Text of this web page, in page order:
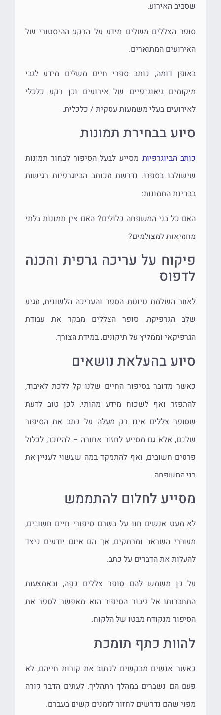
שסביב האירוע.
סופר הצללים משלים מידע על הרקע ההיסטורי של
האירועים המתוארים.
באופן דומה, כותב ספרי חיים משלים מידע לגבי
מיקומים גיאוגרפיים של אירועים וכן רקע כלכלי
לאירועים בעלי משמעות עסקית / כלכלית.
סיוע בבחירת תמונות
כותב הביוגרפיות מסייע לבעל הסיפור לבחור תמונות
שישולבו בספרו. נדרשת מכותב הביוגרפיות רגישות
בבחינת התמונות:
האם כל בני המשפחה כלולים? האם אין תמונות בלתי
מחמיאות למצולמים?
פיקוח על עריכה גרפית והכנה
לדפוס
לאחר השלמת טיוטת הספר והעריכה הלשונית, מגיע
שלב הגרפיקה. סופר הצללים מבקר את עבודת
הגרפיקאי וממליץ על תיקונים, במידת הצורך.
סיוע בהעלאת נושאים
כאשר מדובר בסיפור החיים שלנו קל ללכת לאיבוד,
להתפזר ואף לשכוח מידע מהותי. לכן טוב לדעת
שסופר צללים אינו רק מעלה על כתב את הסיפור
שלכם, אלא גם מסייע לחזור אחורה – להיזכר, לכלול
פרטים חשובים, ואף להתמקד במה שעשוי לעניין את
בני המשפחה.
מסייע לחלום להתממש
לא מעט אנשים חוו על בשרם סיפורי חיים חשובים,
מעוררי השראה ומרתקים, אך הם אינם יודעים כיצד
להעלות את הדברים על כתב.
על כן משמש להם סופר צללים כפֶה, ובאמצעות
התחברותו אל גיבור הסיפור הוא מאפשר לספר את
הסיפור מנקודת מבטו של הלקוח.
להוות כתף תומכת
כאשר אנשים מבקשים לכתוב את קורות חייהם, לא
פעם הם נשברים במהלך התהליך. לעתים הדבר קורה
מפני שהם נדרשים לחזור לזמנים קשים בעברם.